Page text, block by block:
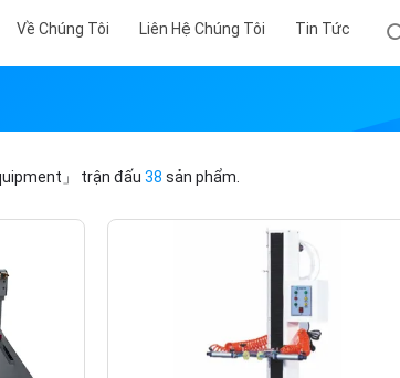
Về Chúng Tôi Liên Hệ Chúng Tôi Tin Tức
」 trận đấu 38 sản phẩm.